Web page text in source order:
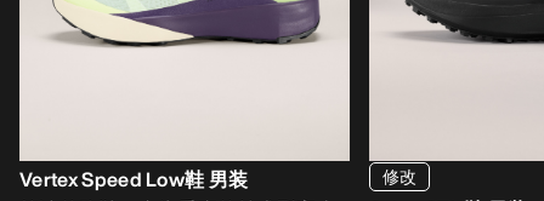
Vertex Speed Low鞋 男装
修改